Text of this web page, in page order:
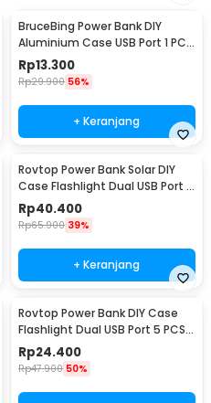
BruceBing Power Bank DIY
Aluminium Case USB Port 1 PCS
18650 Flat Top - M3
Rp13.300
Rp29.900 56%
+ Keranjang
Rovtop Power Bank Solar DIY
Case Flashlight Dual USB Port 5
PCS 18650 - 4NB1
Rp40.400
Rp65.900 39%
+ Keranjang
Rovtop Power Bank DIY Case
Flashlight Dual USB Port 5 PCS
18650 - PB-01
Rp24.400
Rp47.900 50%